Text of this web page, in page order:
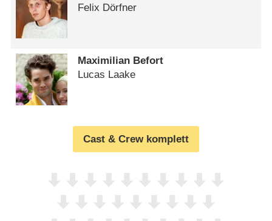
Felix Dörfner
Maximilian Befort
Lucas Laake
Cast & Crew komplett